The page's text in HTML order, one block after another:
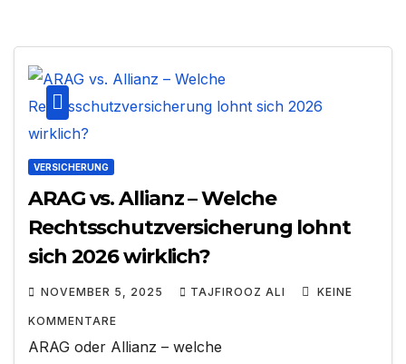
VERSICHERUNG
ARAG vs. Allianz – Welche
Rechtsschutzversicherung lohnt
sich 2026 wirklich?
NOVEMBER 5, 2025 TAJFIROOZ ALI KEINE
KOMMENTARE
ARAG oder Allianz – welche